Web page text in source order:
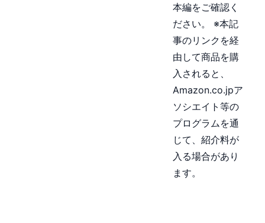
本編をご確認く
ださい。 ※本記
事のリンクを経
由して商品を購
入されると、
Amazon.co.jpア
ソシエイト等の
プログラムを通
じて、紹介料が
入る場合があり
ます。